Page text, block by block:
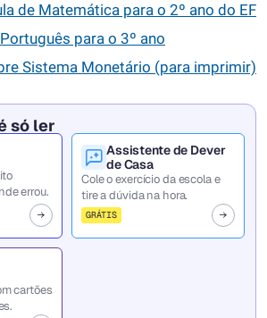
de Matemática para o 2º ano do EF
para o 3º ano
Sistema Monetário (para imprimir)
só ler
errou.
Assistente de Dever
de Casa
Cole o exercício da escola e
tire a dúvida na hora.
GRÁTIS
cartões